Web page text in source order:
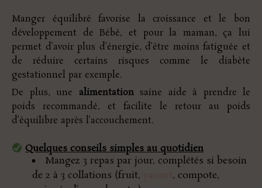
Manger équilibré favorise la croissance et le bon
développement de Bébé, et pour la maman, ça lui
permet d’avoir plus d’énergie, d’être moins fatiguée et
de réduire certains risques comme le diabète
gestationnel par exemple.
De plus, une alimentationsaine aide à prendre le
poids recommandé, et facilite le retour au poids
d’équilibre après l’accouchement.
Quelques conseils simples au quotidien
Mangez 3 repas par jour, complétés si besoin
de 2 à 3 collations (fruit,
, compote,